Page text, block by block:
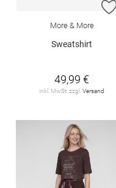
More & More
Sweatshirt
49,99 €
inkl. MwSt. zzgl. Versand